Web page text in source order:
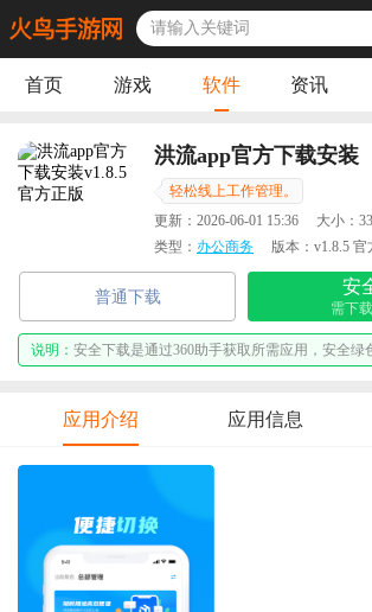
首页 游戏 软件 资讯
洪流app官方下载安装
轻松线上工作管理。
更新： 2026-06-01 15:36 大小：
类型： 办公商务 版本： v1.8.5 官
普通下载
安
需下
说明： 安全下载是通过360助手获取所需应用，安全绿
应用介绍 应用信息